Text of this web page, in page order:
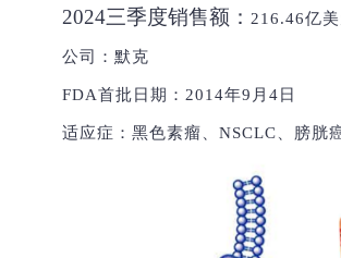
2024三季度销售额：216.46亿
公司：默克
FDA首批日期：2014年9月4日
适应症：黑色素瘤、NSCLC、膀胱